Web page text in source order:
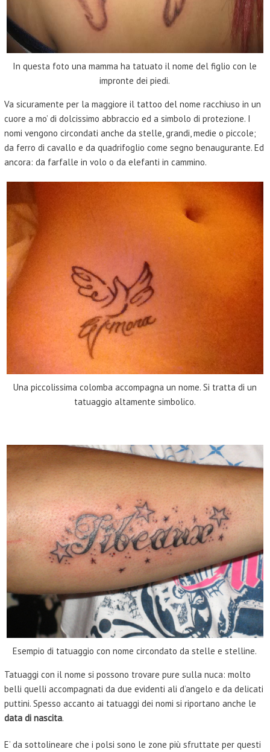
In questa foto una mamma ha tatuato il nome del figlio con le
impronte dei piedi.
Va sicuramente per la maggiore il tattoo del nome racchiuso in un
cuore a mo’ di dolcissimo abbraccio ed a simbolo di protezione. I
nomi vengono circondati anche da stelle, grandi, medie o piccole;
da ferro di cavallo e da quadrifoglio come segno benaugurante. Ed
ancora: da farfalle in volo o da elefanti in cammino.
Una piccolissima colomba accompagna un nome. Si tratta di un
tatuaggio altamente simbolico.
Esempio di tatuaggio con nome circondato da stelle e stelline.
Tatuaggi con il nome si possono trovare pure sulla nuca: molto
belli quelli accompagnati da due evidenti ali d’angelo e da delicati
puttini. Spesso accanto ai tatuaggi dei nomi si riportano anche le
data di nascita.
E’ da sottolineare che i polsi sono le zone più sfruttate per questi